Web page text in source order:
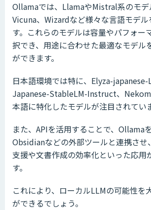
Ollamaでは、LlamaやMistral系のモデ
Vicuna、Wizardなど様々な言語モデル
す。これらのモデルは容量やパフォー
択でき、用途に合わせた最適なモデル
ができます。
日本語環境では特に、Elyza-japanese-
Japanese-StableLM-Instruct、
本語に特化したモデルが注目されてい
また、APIを活用することで、Ollama
Obsidianなどの外部ツールと連携させ
支援や文書作成の効率化といった応用
す。
これにより、ローカルLLMの可能性を
ができるでしょう。